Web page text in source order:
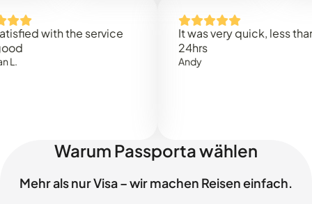
with the service
It was very quick, less than
Warum Passporta wählen
Mehr als nur Visa – wir machen Reisen einfach.